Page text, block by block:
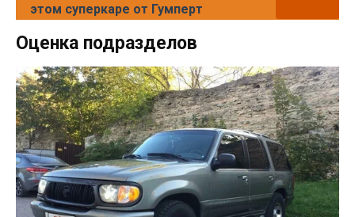
этом суперкаре от Гумперт
Оценка подразделов